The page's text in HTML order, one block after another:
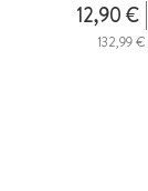
12,90 €
132,99 €